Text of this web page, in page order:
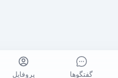
گفتگو‌ها پروفایل